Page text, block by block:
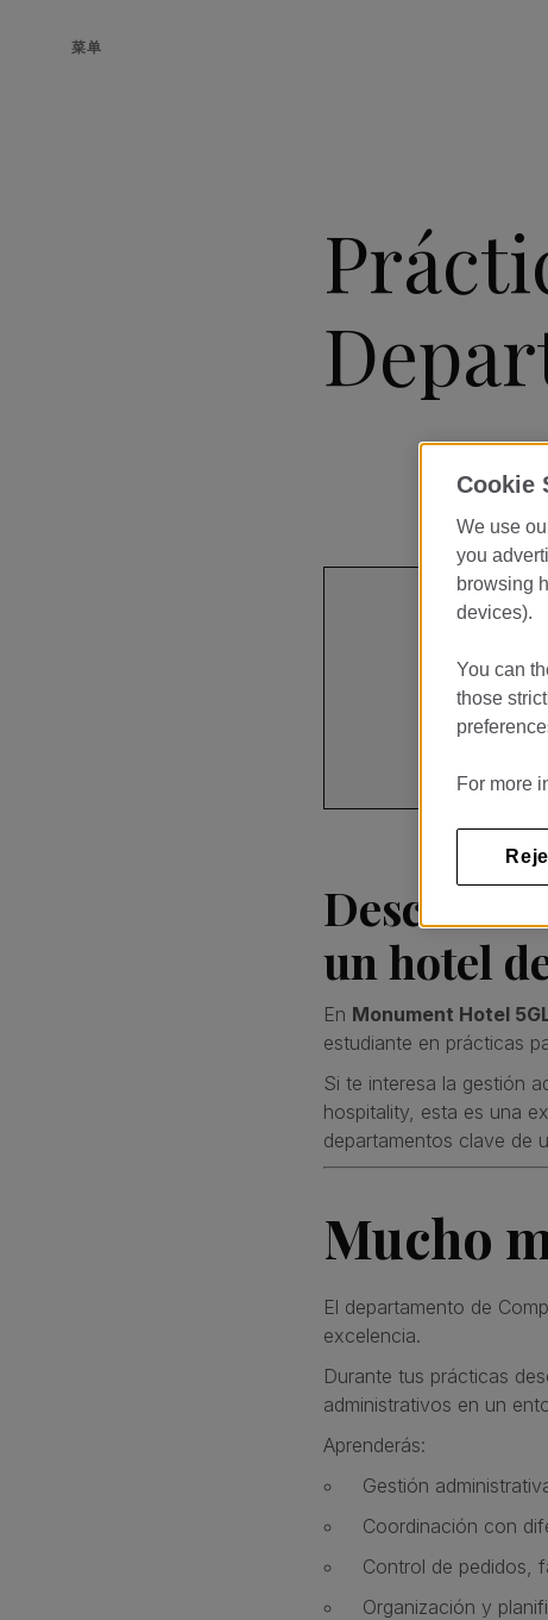
菜单
PASSEIG
Descubre
un hotel
En Monument Hotel
estudiante en prácticas
Si te interesa la gestión
hospitality, esta es una
departamentos clave de
Mucho
El departamento de
excelencia.
Durante tus prácticas
administrativos en un
Aprenderás:
Gestión
Coordinación con
Control de pedidos,
Organización y
Cookie
We use
you
browsing
devices).
You can
those
For more